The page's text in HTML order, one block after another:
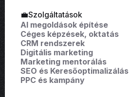
💼Szolgáltatások
AI megoldások építése
Céges képzések, oktatás
CRM rendszerek
Digitális marketing
Marketing mentorálás
SEO és Keresőoptimalizálás
PPC és kampány